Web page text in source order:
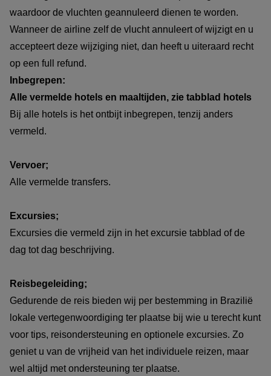
waardoor de vluchten geannuleerd dienen te worden.
Wanneer de airline zelf de vlucht annuleert of wijzigt en u
accepteert deze wijziging niet, dan heeft u uiteraard recht
op een full refund.
Inbegrepen:
Alle vermelde hotels en maaltijden, zie tabblad hotels
Bij alle hotels is het ontbijt inbegrepen, tenzij anders
vermeld.
Vervoer;
Alle vermelde transfers.
Excursies;
Excursies die vermeld zijn in het excursie tabblad of de
dag tot dag beschrijving.
Reisbegeleiding;
Gedurende de reis bieden wij per bestemming in Brazilië
lokale vertegenwoordiging ter plaatse bij wie u terecht kunt
voor tips, reisondersteuning en optionele excursies. Zo
geniet u van de vrijheid van het individuele reizen, maar
wel altijd met ondersteuning ter plaatse.